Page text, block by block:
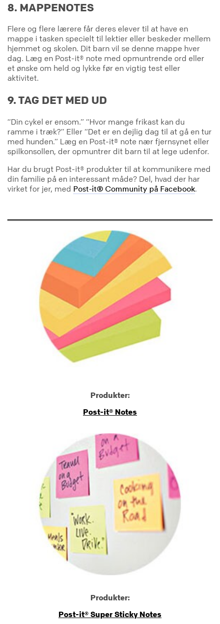
8. MAPPENOTES
Flere og flere lærere får deres elever til at have en
mappe i tasken specielt til lektier eller beskeder mellem
hjemmet og skolen. Dit barn vil se denne mappe hver
dag. Læg en Post-it® note med opmuntrende ord eller
et ønske om held og lykke før en vigtig test eller
aktivitet.
9. TAG DET MED UD
“Din cykel er ensom.” “Hvor mange frikast kan du
ramme i træk?” Eller “Det er en dejlig dag til at gå en tur
med hunden.” Læg en Post-it® note nær fjernsynet eller
spilkonsollen, der opmuntrer dit barn til at lege udenfor.
Har du brugt Post-it® produkter til at kommunikere med
din familie på en interessant måde? Del, hvad der har
virket for jer, med Post-it® Community på Facebook.
Produkter:
Post-it® Notes
Produkter:
Post-it® Super Sticky Notes